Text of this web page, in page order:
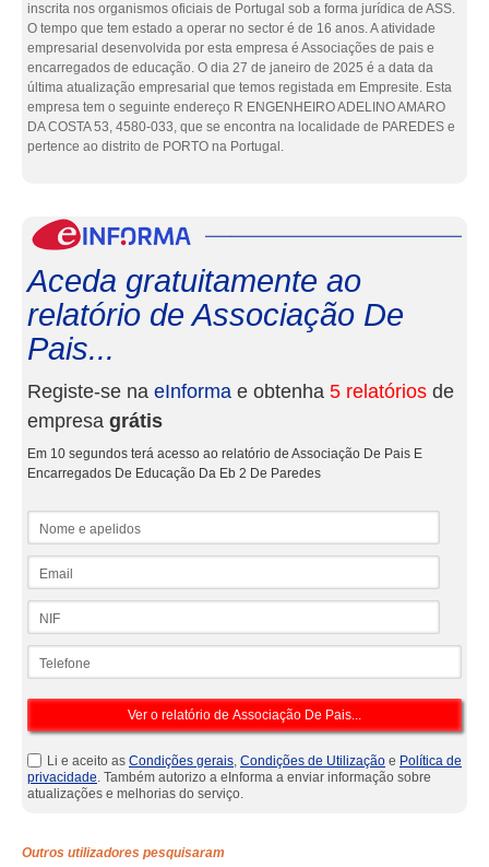
inscrita nos organismos oficiais de Portugal sob a forma jurídica de ASS.
O tempo que tem estado a operar no sector é de 16 anos. A atividade
empresarial desenvolvida por esta empresa é Associações de pais e
encarregados de educação. O dia 27 de janeiro de 2025 é a data da
última atualização empresarial que temos registada em Empresite. Esta
empresa tem o seguinte endereço R ENGENHEIRO ADELINO AMARO
DA COSTA 53, 4580-033, que se encontra na localidade de PAREDES e
pertence ao distrito de PORTO na Portugal.
Aceda gratuitamente ao
relatório de Associação De
Pais...
Registe-se na eInforma e obtenha 5 relatórios de
empresa grátis
Em 10 segundos terá acesso ao relatório de Associação De Pais E
Encarregados De Educação Da Eb 2 De Paredes
Li e aceito as Condições gerais, Condições de Utilização e Política de
privacidade. Também autorizo a eInforma a enviar informação sobre
atualizações e melhorias do serviço.
Outros utilizadores pesquisaram